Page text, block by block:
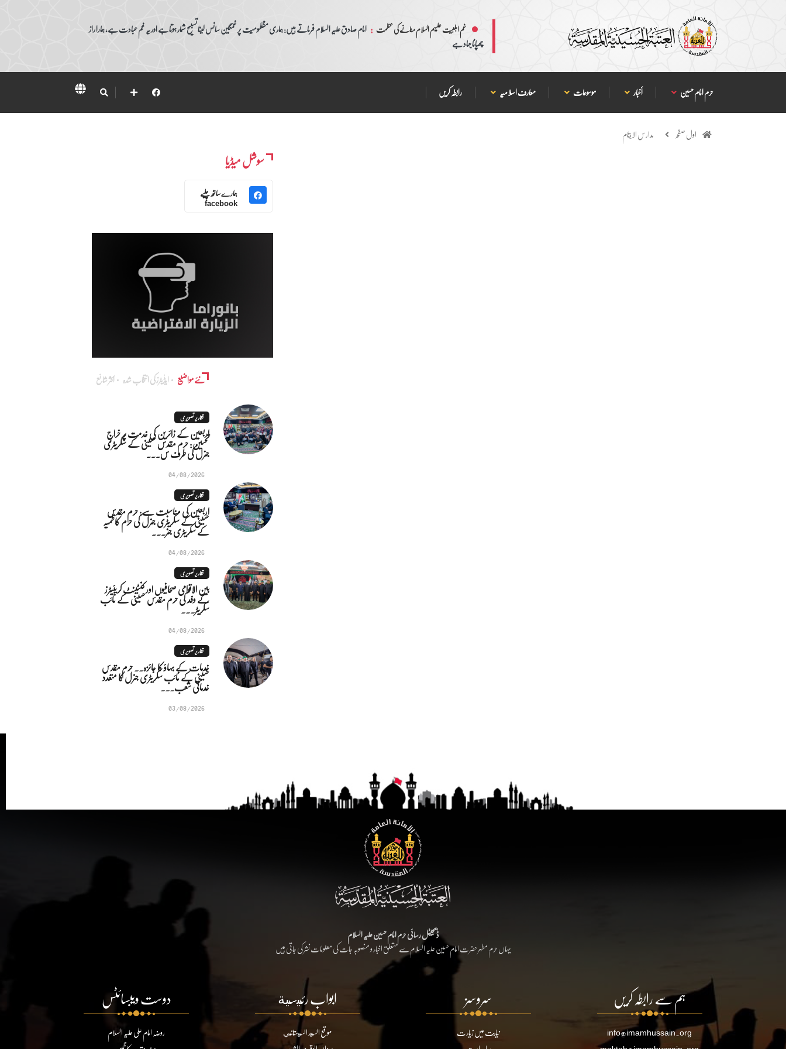
غم اہلبیت علیہم السلام منانے کی عظمت : امام صادق علیہ السلام فرماتے ہیں: ہماری مظلمومیت پر غمگین سانس لینا تسبیح شمار ہوتا ہے اور یہ غم عبادت ہے، ہمارا راز
چھپانا جہاد ہے
حرم امام حسین أخبار موسوعات معارف اسلامیہ رابطہ کریں
اول صفحہ مدارس الايتام
سوشل میڈیا
ہمارے ساتھ چلیے
facebook
نئے مواضیع ایڈٰیٹرز کی انتخاب شدہ اکثر شائع
تقاریر تصویری
اربعین کے زائرین کی خدمت پر خراجِ
تحسین: حرم مقدس حسینی کے سکریٹری
جنرل کی طرف س...
04/08/2026
تقاریر تصویری
اربعین کی مناسبت سے: حرم مقدس
حسینی کے سکریٹری جنرل کی حرم کاظمیہ
کے سکریٹری جنر...
04/08/2026
تقاریر تصویری
بین الاقوامی صحافیوں اور کنٹینٹ کریئیٹرز
کے وفد کی حرم مقدس حسینی کے نائب
سکریٹر...
04/08/2026
تقاریر تصویری
خدمات کے بہاؤ کا جائزہ.. حرم مقدس
حسینی کے نائب سکریٹری جنرل کا متعدد
خدماتی شعب...
03/08/2026
ڈیجیٹل رسائی حرم امام حسین علیہ السلام
یہاں حرم مطہر حضرت امام حسین علیہ السلام سے متعلق اخبار و منصوبہ جات کی معلومات نشر کی جاتی ہیں
ہم سے رابطہ کریں
info@imamhussain.org
سروسز
نیابت میں زیارت
ابواب رئيسية
موقع السيد السيستاني
دوست ویبسائٹس
روضہ امام علی علیہ السلام